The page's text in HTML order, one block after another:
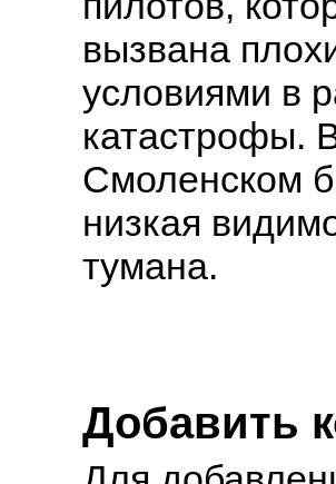
вызвана
условиями в
катастрофы.
Смоленском
низкая
тумана.
Добавить